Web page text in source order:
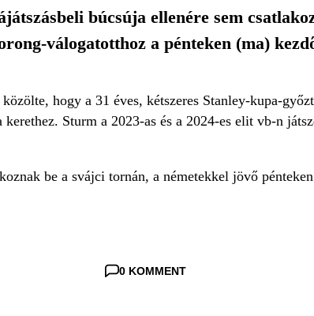
búcsúja ellenére sem
válogatotthoz a pénteken (ma)
hogy a 31 éves, kétszeres Stanley-kupa-
Sturm a 2023-as és a 2024-es elit vb-n
be a svájci tornán, a németekkel jövő pénteken
0 KOMMENT